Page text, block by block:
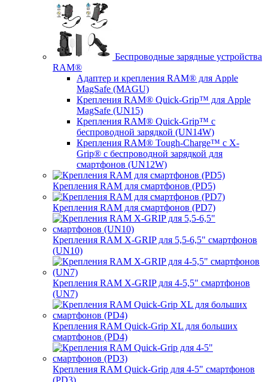
Беспроводные зарядные устройства
RAM®
Адаптер и крепления RAM® для Apple
MagSafe (MAGU)
Крепления RAM® Quick-Grip™ для Apple
MagSafe (UN15)
Крепления RAM® Quick-Grip™ с
беспроводной зарядкой (UN14W)
Крепления RAM® Tough-Charge™ с X-
Grip® с беспроводной зарядкой для
смартфонов (UN12W)
Крепления RAM для смартфонов (PD5)
Крепления RAM для смартфонов (PD7)
Крепления RAM X-GRIP для 5,5-6,5" смартфонов
(UN10)
Крепления RAM X-GRIP для 4-5,5" смартфонов
(UN7)
Крепления RAM Quick-Grip XL для больших
смартфонов (PD4)
Крепления RAM Quick-Grip для 4-5" смартфонов
(PD3)